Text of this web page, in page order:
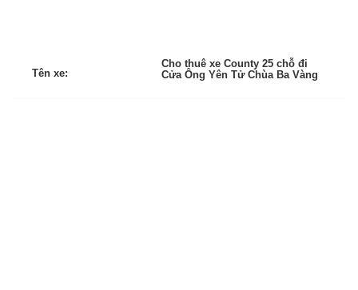
Tên xe:
Cho thuê xe County 25 chỗ đi
Cửa Ông Yên Tử Chùa Ba Vàng